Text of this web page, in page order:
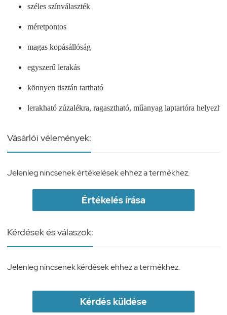
széles színválaszték
méretpontos
magas kopásállóság
egyszerű lerakás
könnyen tisztán tartható
lerakható zúzalékra, ragasztható, műanyag laptartóra
Vásárlói vélemények:
Jelenleg nincsenek értékelések ehhez a termékhez.
Értékelés írása
Kérdések és válaszok:
Jelenleg nincsenek kérdések ehhez a termékhez.
Kérdés küldése